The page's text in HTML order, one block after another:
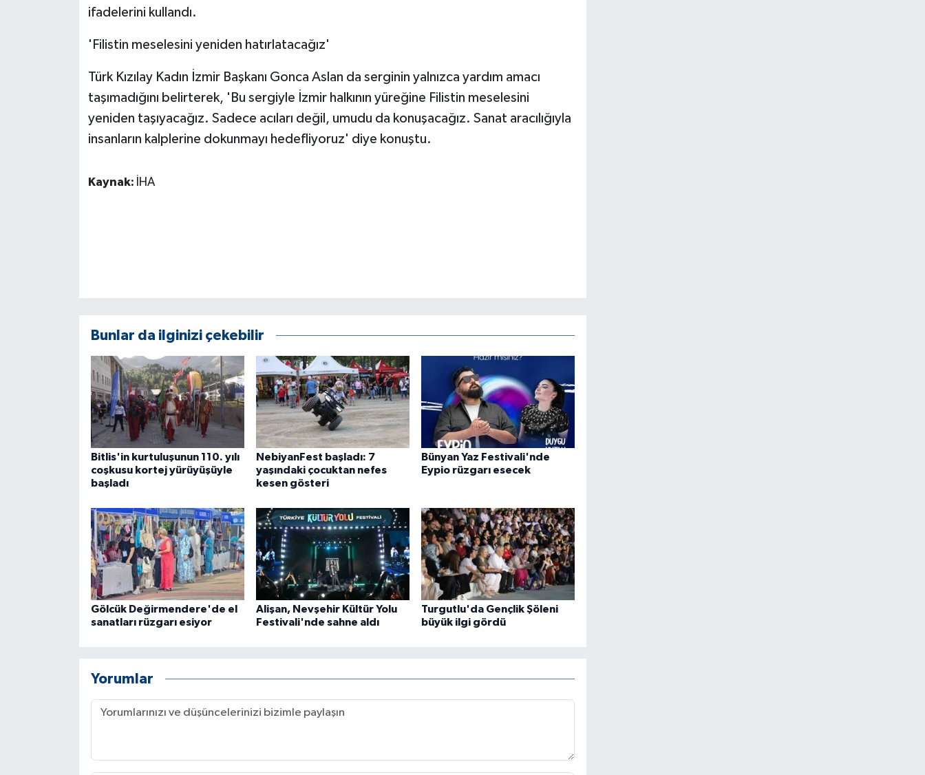
ifadelerini kullandı.
'Filistin meselesini yeniden hatırlatacağız'
Türk Kızılay Kadın İzmir Başkanı Gonca Aslan da serginin yalnızca yardım amacı
taşımadığını belirterek, 'Bu sergiyle İzmir halkının yüreğine Filistin meselesini
yeniden taşıyacağız. Sadece acıları değil, umudu da konuşacağız. Sanat aracılığıyla
insanların kalplerine dokunmayı hedefliyoruz' diye konuştu.
Kaynak: İHA
Bunlar da ilginizi çekebilir
Bitlis'in kurtuluşunun 110. yılı
coşkusu kortej yürüyüşüyle
başladı
NebiyanFest başladı: 7
yaşındaki çocuktan nefes
kesen gösteri
Bünyan Yaz Festivali'nde
Eypio rüzgarı esecek
Gölcük Değirmendere'de el
sanatları rüzgarı esiyor
Alişan, Nevşehir Kültür Yolu
Festivali'nde sahne aldı
Turgutlu'da Gençlik Şöleni
büyük ilgi gördü
Yorumlar